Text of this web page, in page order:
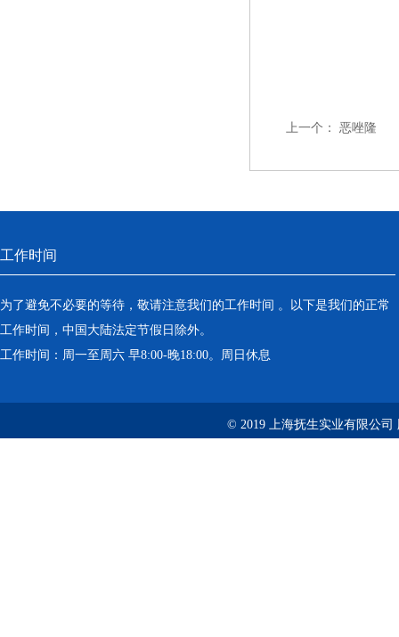
上一个： 恶唑隆
工作时间
为了避免不必要的等待，敬请注意我们的工作时间 。以下是我们的正常
工作时间，中国大陆法定节假日除外。
工作时间：周一至周六 早8:00-晚18:00。周日休息
© 2019 上海抚生实业有限公司